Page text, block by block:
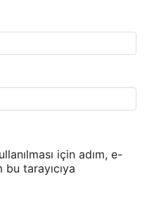
için adım, e-
tarayıcıya